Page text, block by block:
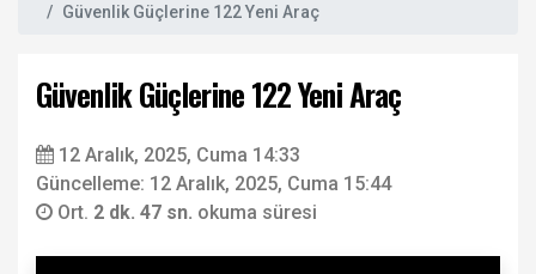
Güvenlik Güçlerine 122 Yeni Araç
Güvenlik Güçlerine 122 Yeni Araç
12 Aralık, 2025, Cuma 14:33
Güncelleme: 12 Aralık, 2025, Cuma 15:44
Ort. 2 dk. 47 sn. okuma süresi